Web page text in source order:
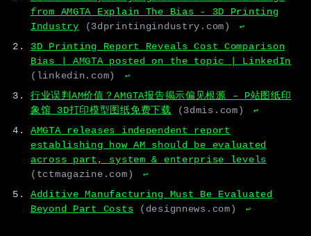
from AMGTA Explain The Bias - 3D Printing
Industry
(3dprintingindustry.com) ↩
3D Printing Report Reveals Cost Comparison
Bias | AMGTA posted on the topic | LinkedIn
(linkedin.com)
↩
行业误判AM价值？AMGTA报告揭示偏见根源 – P站图纸印
象馆 3D打印模型图纸免费下载
(3dmis.com) ↩
AMGTA releases independent report
establishing how AM should be evaluated
across part, system & enterprise levels
(tctmagazine.com)
↩
Additive Manufacturing Must Be Evaluated
Beyond Part Costs
(designnews.com) ↩